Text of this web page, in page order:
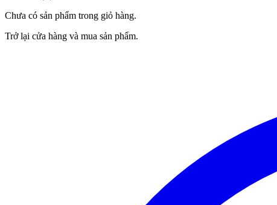
Chưa có sản phẩm trong giỏ hàng.
Trở lại cửa hàng và mua sản phẩm.